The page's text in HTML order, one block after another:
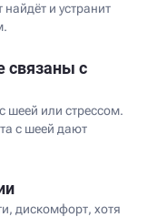
и устранит
связаны с
шеей или стрессом.
с шеей дают
дискомфорт, хотя